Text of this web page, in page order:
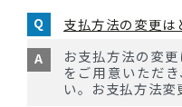
支払方法の変更は
お支払方法の変
をご用意いただ
い。お支払方法